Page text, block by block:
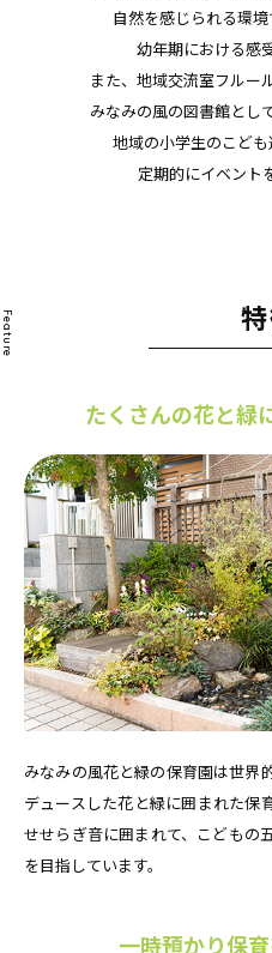
自然を感じられる環
幼年期における感
また、地域交流室フルー
みなみの風の図書館とし
地域の小学生のこど
定期的にイベント
Feature
たくさんの花と緑
みなみの風花と緑の保育園は世界
デュースした花と緑に囲まれた保
せせらぎ音に囲まれて、こどもの
を目指しています。
一時預かり保